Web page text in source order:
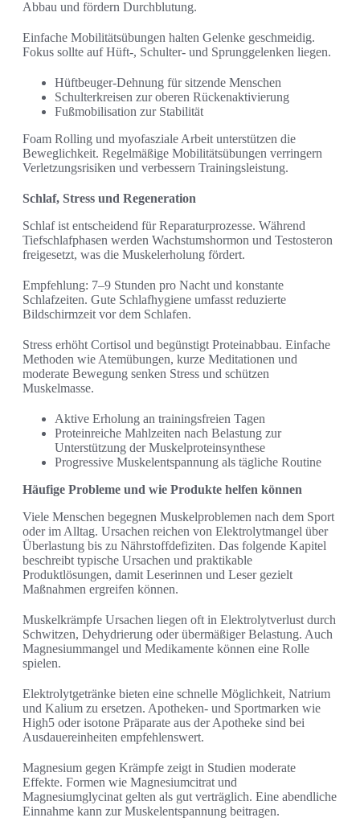
Abbau und fördern Durchblutung.
Einfache Mobilitätsübungen halten Gelenke geschmeidig.
Fokus sollte auf Hüft-, Schulter- und Sprunggelenken liegen.
Hüftbeuger-Dehnung für sitzende Menschen
Schulterkreisen zur oberen Rückenaktivierung
Fußmobilisation zur Stabilität
Foam Rolling und myofasziale Arbeit unterstützen die
Beweglichkeit. Regelmäßige Mobilitätsübungen verringern
Verletzungsrisiken und verbessern Trainingsleistung.
Schlaf, Stress und Regeneration
Schlaf ist entscheidend für Reparaturprozesse. Während
Tiefschlafphasen werden Wachstumshormon und Testosteron
freigesetzt, was die Muskelerholung fördert.
Empfehlung: 7–9 Stunden pro Nacht und konstante
Schlafzeiten. Gute Schlafhygiene umfasst reduzierte
Bildschirmzeit vor dem Schlafen.
Stress erhöht Cortisol und begünstigt Proteinabbau. Einfache
Methoden wie Atemübungen, kurze Meditationen und
moderate Bewegung senken Stress und schützen
Muskelmasse.
Aktive Erholung an trainingsfreien Tagen
Proteinreiche Mahlzeiten nach Belastung zur
Unterstützung der Muskelproteinsynthese
Progressive Muskelentspannung als tägliche Routine
Häufige Probleme und wie Produkte helfen können
Viele Menschen begegnen Muskelproblemen nach dem Sport
oder im Alltag. Ursachen reichen von Elektrolytmangel über
Überlastung bis zu Nährstoffdefiziten. Das folgende Kapitel
beschreibt typische Ursachen und praktikable
Produktlösungen, damit Leserinnen und Leser gezielt
Maßnahmen ergreifen können.
Muskelkrämpfe Ursachen liegen oft in Elektrolytverlust durch
Schwitzen, Dehydrierung oder übermäßiger Belastung. Auch
Magnesiummangel und Medikamente können eine Rolle
spielen.
Elektrolytgetränke bieten eine schnelle Möglichkeit, Natrium
und Kalium zu ersetzen. Apotheken- und Sportmarken wie
High5 oder isotone Präparate aus der Apotheke sind bei
Ausdauereinheiten empfehlenswert.
Magnesium gegen Krämpfe zeigt in Studien moderate
Effekte. Formen wie Magnesiumcitrat und
Magnesiumglycinat gelten als gut verträglich. Eine abendliche
Einnahme kann zur Muskelentspannung beitragen.